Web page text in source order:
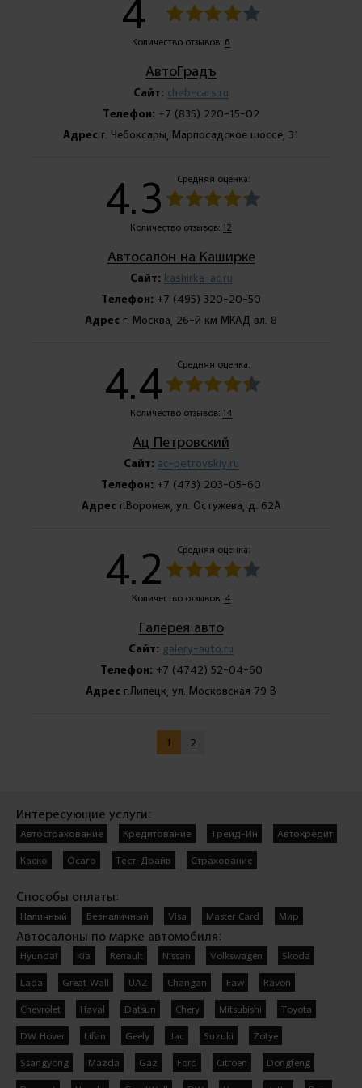
Количество отзывов: 6
АвтоГрадъ
Сайт: cheb-cars.ru
Телефон: +7 (835) 220-15-02
Адрес г. Чебоксары, Марпосадское шоссе, 31
Средняя оценка:
4.3
Количество отзывов: 12
Автосалон на Каширке
Сайт: kashirka-ac.ru
Телефон: +7 (495) 320-20-50
Адрес г. Москва, 26-й км МКАД вл. 8
Средняя оценка:
4.4
Количество отзывов: 14
Ац Петровский
Сайт: ac-petrovskiy.ru
Телефон: +7 (473) 203-05-60
Адресг.Воронеж, ул. Остужева, д. 62А
Средняя оценка:
4.2
Количество отзывов: 4
Галерея авто
Сайт: galery-auto.ru
Телефон:+7 (4742) 52-04-60
Адрес г.Липецк, ул. Московская 79 В
1 2
Интересующие услуги:
Автострахование Кредитование Трейд-Ин Автокредит
Каско Осаго Тест-Драйв Страхование
Способы оплаты:
Наличный Безналичный Visa Master Card Мир
Автосалоны по марке автомобиля:
Hyundai Kia Renault Nissan Volkswagen Skoda
Lada Great Wall UAZ Changan Faw Ravon
Chevrolet Haval Datsun Chery Mitsubishi Toyota
DW Hover Lifan Geely Jac Suzuki Zotye
Ssangyong Mazda Gaz Ford Citroen Dongfeng